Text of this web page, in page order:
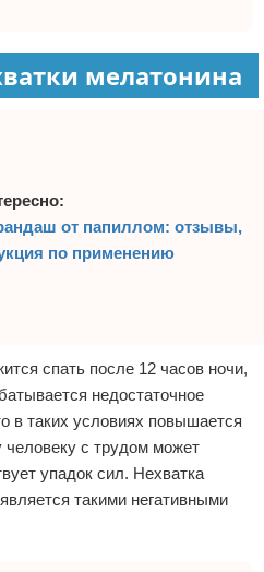
мелатонина
от папиллом: отзывы,
по применению
спать после 12 часов ночи,
недостаточное
в таких условиях повышается
человеку с трудом может
упадок сил. Нехватка
такими негативными